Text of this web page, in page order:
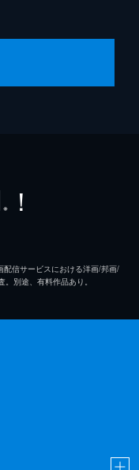
※ ！
信サービスにおける洋画/邦画/
別途、有料作品あり。